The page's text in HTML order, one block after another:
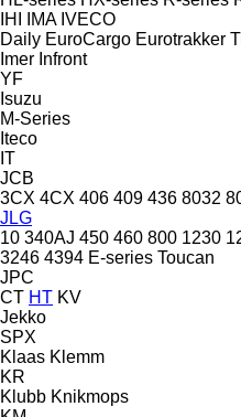
IHI
IMA IVECO
Daily EuroCargo Eurotrakker
Imer Infront
YF
Isuzu
M-Series
Iteco
IT
JCB
3CX 4CX 406 409 436 8032
JLG
10 340AJ 450 460 800 1230
3246 4394 E-series Toucan
JPC
CT HT KV
Jekko
SPX
Klaas Klemm
KR
Klubb Knikmops